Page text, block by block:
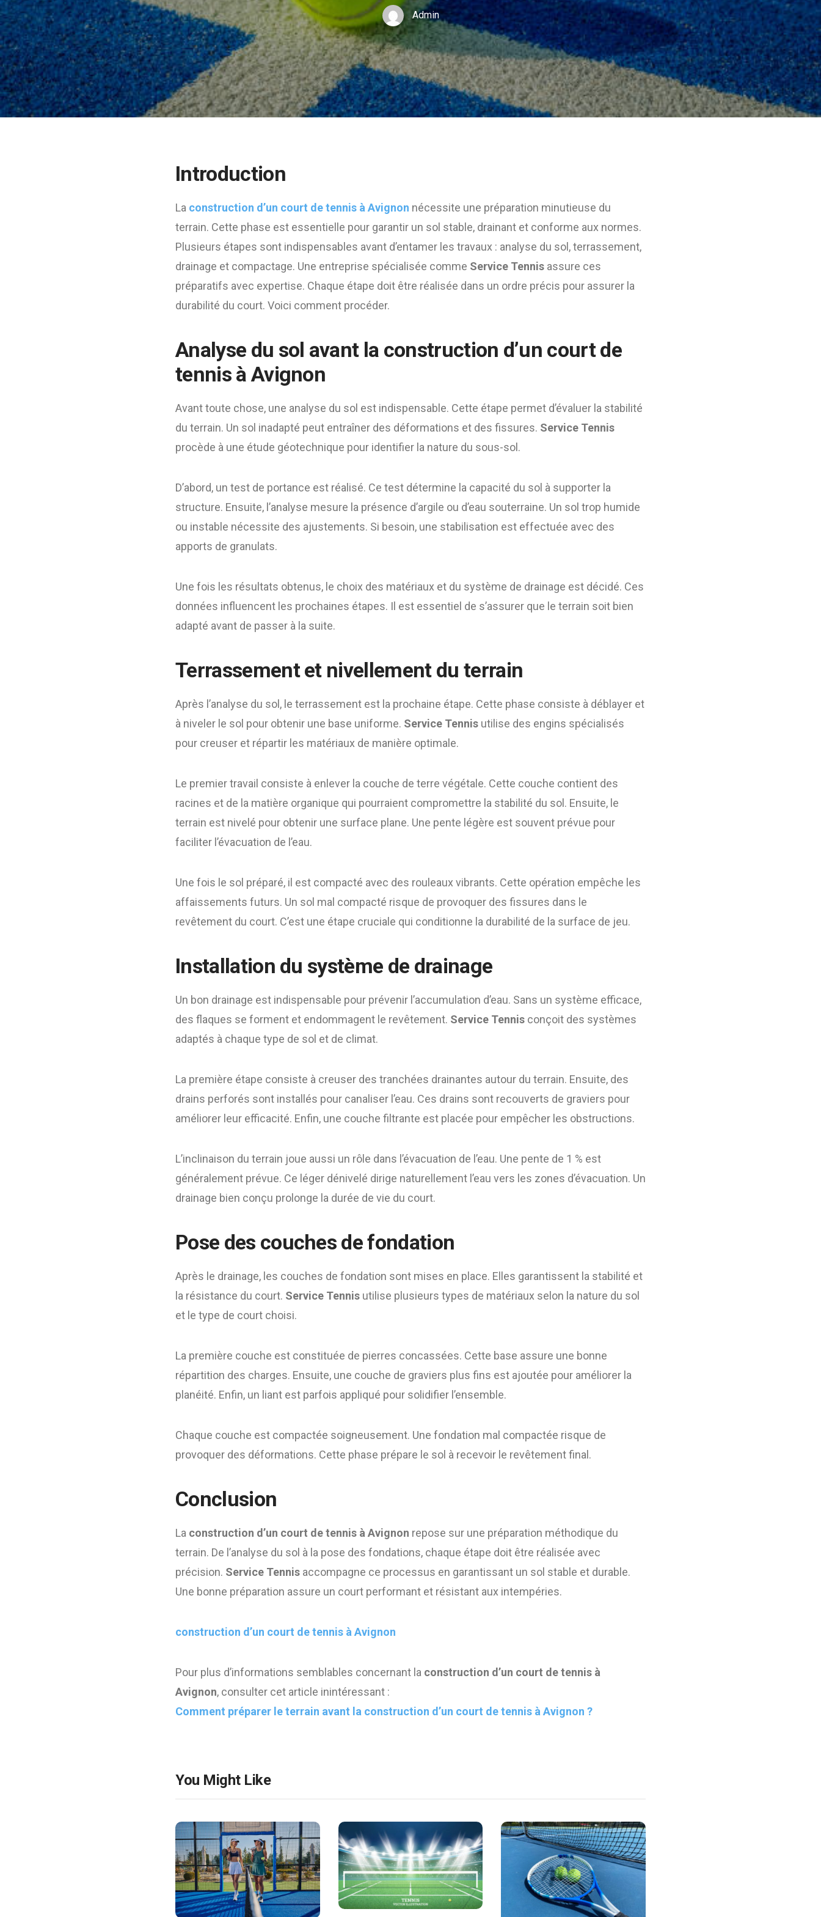
Admin
Introduction
La construction d’un court de tennis à Avignon nécessite une préparation minutieuse du
terrain. Cette phase est essentielle pour garantir un sol stable, drainant et conforme aux normes.
Plusieurs étapes sont indispensables avant d’entamer les travaux : analyse du sol, terrassement,
drainage et compactage. Une entreprise spécialisée comme Service Tennis assure ces
préparatifs avec expertise. Chaque étape doit être réalisée dans un ordre précis pour assurer la
durabilité du court. Voici comment procéder.
Analyse du sol avant la construction d’un court de
tennis à Avignon
Avant toute chose, une analyse du sol est indispensable. Cette étape permet d’évaluer la stabilité
du terrain. Un sol inadapté peut entraîner des déformations et des fissures. Service Tennis
procède à une étude géotechnique pour identifier la nature du sous-sol.
D’abord, un test de portance est réalisé. Ce test détermine la capacité du sol à supporter la
structure. Ensuite, l’analyse mesure la présence d’argile ou d’eau souterraine. Un sol trop humide
ou instable nécessite des ajustements. Si besoin, une stabilisation est effectuée avec des
apports de granulats.
Une fois les résultats obtenus, le choix des matériaux et du système de drainage est décidé. Ces
données influencent les prochaines étapes. Il est essentiel de s’assurer que le terrain soit bien
adapté avant de passer à la suite.
Terrassement et nivellement du terrain
Après l’analyse du sol, le terrassement est la prochaine étape. Cette phase consiste à déblayer et
à niveler le sol pour obtenir une base uniforme. Service Tennis utilise des engins spécialisés
pour creuser et répartir les matériaux de manière optimale.
Le premier travail consiste à enlever la couche de terre végétale. Cette couche contient des
racines et de la matière organique qui pourraient compromettre la stabilité du sol. Ensuite, le
terrain est nivelé pour obtenir une surface plane. Une pente légère est souvent prévue pour
faciliter l’évacuation de l’eau.
Une fois le sol préparé, il est compacté avec des rouleaux vibrants. Cette opération empêche les
affaissements futurs. Un sol mal compacté risque de provoquer des fissures dans le
revêtement du court. C’est une étape cruciale qui conditionne la durabilité de la surface de jeu.
Installation du système de drainage
Un bon drainage est indispensable pour prévenir l’accumulation d’eau. Sans un système efficace,
des flaques se forment et endommagent le revêtement. Service Tennis conçoit des systèmes
adaptés à chaque type de sol et de climat.
La première étape consiste à creuser des tranchées drainantes autour du terrain. Ensuite, des
drains perforés sont installés pour canaliser l’eau. Ces drains sont recouverts de graviers pour
améliorer leur efficacité. Enfin, une couche filtrante est placée pour empêcher les obstructions.
L’inclinaison du terrain joue aussi un rôle dans l’évacuation de l’eau. Une pente de 1 % est
généralement prévue. Ce léger dénivelé dirige naturellement l’eau vers les zones d’évacuation. Un
drainage bien conçu prolonge la durée de vie du court.
Pose des couches de fondation
Après le drainage, les couches de fondation sont mises en place. Elles garantissent la stabilité et
la résistance du court. Service Tennis utilise plusieurs types de matériaux selon la nature du sol
et le type de court choisi.
La première couche est constituée de pierres concassées. Cette base assure une bonne
répartition des charges. Ensuite, une couche de graviers plus fins est ajoutée pour améliorer la
planéité. Enfin, un liant est parfois appliqué pour solidifier l’ensemble.
Chaque couche est compactée soigneusement. Une fondation mal compactée risque de
provoquer des déformations. Cette phase prépare le sol à recevoir le revêtement final.
Conclusion
La construction d’un court de tennis à Avignon repose sur une préparation méthodique du
terrain. De l’analyse du sol à la pose des fondations, chaque étape doit être réalisée avec
précision. Service Tennis accompagne ce processus en garantissant un sol stable et durable.
Une bonne préparation assure un court performant et résistant aux intempéries.
construction d’un court de tennis à Avignon
Pour plus d’informations semblables concernant la construction d’un court de tennis à
Avignon, consulter cet article inintéressant :
Comment préparer le terrain avant la construction d’un court de tennis à Avignon ?
You Might Like